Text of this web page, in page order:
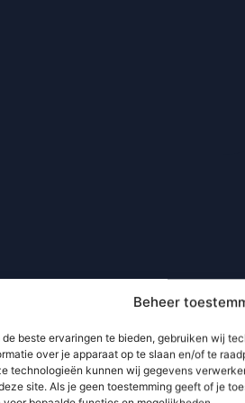
Beheer
de beste ervaringen te bieden, gebruiken wij
over je apparaat op te slaan en/of te
technologieën kunnen wij gegevens
site. Als je geen toestemming geeft of je